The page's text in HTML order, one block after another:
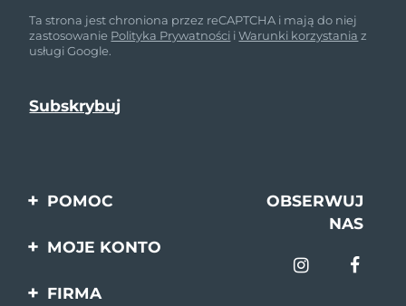
Ta strona jest chroniona przez reCAPTCHA i mają do niej
zastosowanie Polityka Prywatności iWarunki korzystania z
usługi Google.
POMOC
Kontakt
OBSERWUJ
NAS
MOJE KONTO
FIRMA